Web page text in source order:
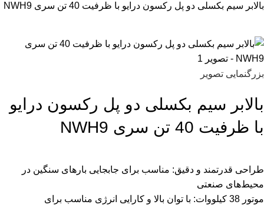
بالابر سیم بکسلی دو پل رکسون درایو با ظرفیت 40 تن سری NWH9
بزرگنمایی تصویر
بالابر سیم بکسلی دو پل رکسون درایو
با ظرفیت 40 تن سری NWH9
طراحی قدرتمند و دقیق: مناسب برای جابجایی بارهای سنگین در
محیط‌های صنعتی
موتور 38 کیلووات: با توان بالا و کارایی انرژی مناسب برای